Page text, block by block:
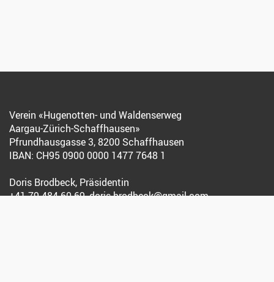
Verein «Hugenotten- und Waldenserweg
Aargau-Zürich-Schaffhausen»
Pfrundhausgasse 3, 8200 Schaffhausen
IBAN: CH95 0900 0000 1477 7648 1
Doris Brodbeck, Präsidentin
+41 79 484 60 69,doris.brodbeck@gmail.com